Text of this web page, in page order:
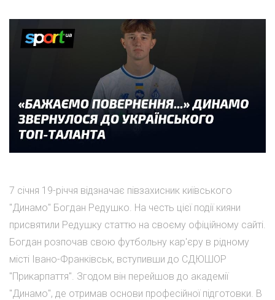
7 січня 19-річчя відзначає півзахисник київського
"Динамо" Богдан Редушко. На честь цієї події кияни
присвятили Редушку статтю на своєму офіційному сайті.
Богдан розпочав свою футбольну кар'єру в рідному
місті Івано-Франківськ, вступивши до СДЮШОР
"Прикарпаття". Згодом він перейшов до академії
"Динамо", де отримав основи професійної підготовки. В